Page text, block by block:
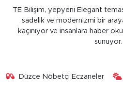
TE Bilişim, yepyeni Elegant
sadelik ve modernizmi bir
kaçınıyor ve insanlara haber
sunuyor.
Düzce Nöbetçi Eczaneler